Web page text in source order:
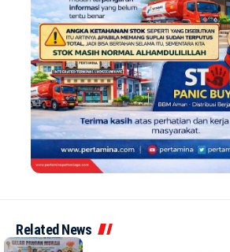
Related News
DAERAH